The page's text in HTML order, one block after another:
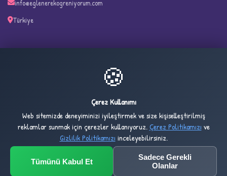
✧
info@eglenerekogreniyorum.com
Türkiye
2,734
DÜN
1,025,377
TOPLAM
© 2032 Eglenerekogreniyorum.com — All rights reserved.
Design & Development by
🍪
Çerez Kullanımı
Web sitemizde deneyiminizi iyileştirmek ve size kişiselleştirilmiş
reklamlar sunmak için çerezler kullanıyoruz.Çerez Politikamızı ve
Gizlilik Politikamızı inceleyebilirsiniz.
Tümünü Kabul Et
Sadece Gerekli
Olanlar